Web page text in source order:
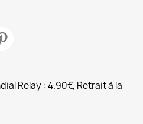
Relay : 4.90€, Retrait à la